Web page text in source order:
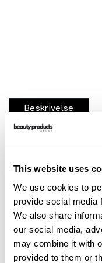
This website uses
We use cookies to
provide social media
We also share
our social media,
may combine it with
provided to them or
Beskrivelse
Dokumenter
Enkel og presis
tørker fortere.
Fordeler:
Lett å påføre
Økonomisk i bruk
Gir en nøyaktig
kommer på huden
Tørker umiddelbart.